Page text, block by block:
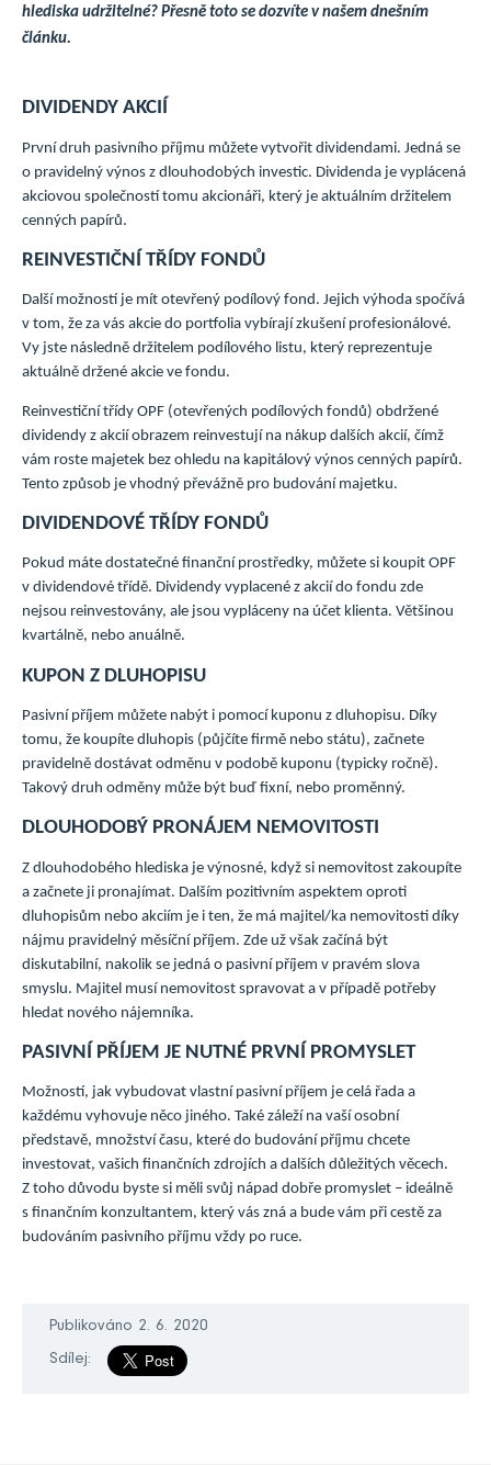
hlediska udržitelné? Přesně toto se dozvíte v našem dnešním
článku.
DIVIDENDY AKCIÍ
První druh pasivního příjmu můžete vytvořit dividendami. Jedná se
o pravidelný výnos z dlouhodobých investic. Dividenda je vyplácená
akciovou společností tomu akcionáři, který je aktuálním držitelem
cenných papírů.
REINVESTIČNÍ TŘÍDY FONDŮ
Další možností je mít otevřený podílový fond. Jejich výhoda spočívá
v tom, že za vás akcie do portfolia vybírají zkušení profesionálové.
Vy jste následně držitelem podílového listu, který reprezentuje
aktuálně držené akcie ve fondu.
Reinvestiční třídy OPF (otevřených podílových fondů) obdržené
dividendy z akcií obrazem reinvestují na nákup dalších akcií, čímž
vám roste majetek bez ohledu na kapitálový výnos cenných papírů.
Tento způsob je vhodný převážně pro budování majetku.
DIVIDENDOVÉ TŘÍDY FONDŮ
Pokud máte dostatečné finanční prostředky, můžete si koupit OPF
v dividendové třídě. Dividendy vyplacené z akcií do fondu zde
nejsou reinvestovány, ale jsou vypláceny na účet klienta. Většinou
kvartálně, nebo anuálně.
KUPON Z DLUHOPISU
Pasivní příjem můžete nabýt i pomocí kuponu z dluhopisu. Díky
tomu, že koupíte dluhopis (půjčíte firmě nebo státu), začnete
pravidelně dostávat odměnu v podobě kuponu (typicky ročně).
Takový druh odměny může být buď fixní, nebo proměnný.
DLOUHODOBÝ PRONÁJEM NEMOVITOSTI
Z dlouhodobého hlediska je výnosné, když si nemovitost zakoupíte
a začnete ji pronajímat. Dalším pozitivním aspektem oproti
dluhopisům nebo akciím je i ten, že má majitel/ka nemovitosti díky
nájmu pravidelný měsíční příjem. Zde už však začíná být
diskutabilní, nakolik se jedná o pasivní příjem v pravém slova
smyslu. Majitel musí nemovitost spravovat a v případě potřeby
hledat nového nájemníka.
PASIVNÍ PŘÍJEM JE NUTNÉ PRVNÍ PROMYSLET
Možností, jak vybudovat vlastní pasivní příjem je celá řada a
každému vyhovuje něco jiného. Také záleží na vaší osobní
představě, množství času, které do budování příjmu chcete
investovat, vašich finančních zdrojích a dalších důležitých věcech.
Z toho důvodu byste si měli svůj nápad dobře promyslet – ideálně
s finančním konzultantem, který vás zná a bude vám při cestě za
budováním pasivního příjmu vždy po ruce.
Publikováno 2. 6. 2020
Sdílej: